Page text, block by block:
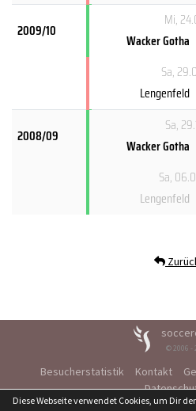
2009/10
Mi,
Wacker Gotha
Sa,
Lengenfeld
2008/09
Sa,
Wacker Gotha
Sa,
Lengenfeld
© 2006 -
Besucherstatistik Kontakt
Diese Webseite verwendet Cookies, um Dir